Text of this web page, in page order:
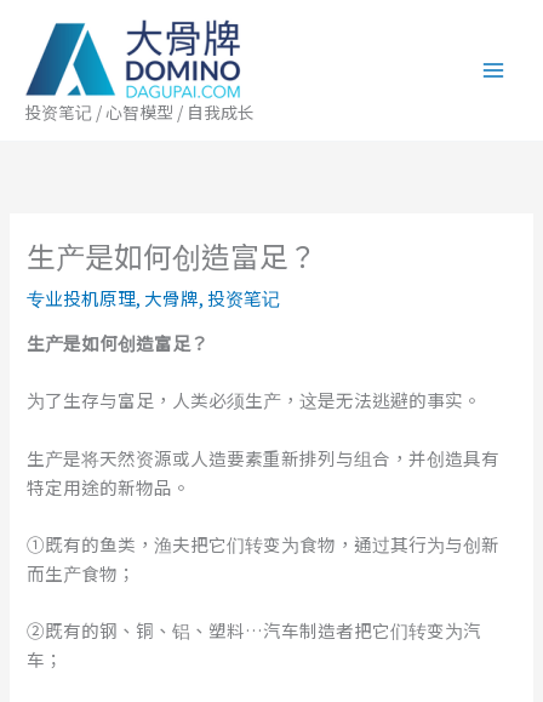
投资笔记 / 心智模型 / 自我成长
生产是如何创造富足？
专业投机原理, 大骨牌,投资笔记
生产是如何创造富足？
为了生存与富足，人类必须生产，这是无法逃避的事实。
生产是将天然资源或人造要素重新排列与组合，并创造具有
特定用途的新物品。
①既有的鱼类，渔夫把它们转变为食物，通过其行为与创新
而生产食物；
②既有的钢、铜、铝、塑料…汽车制造者把它们转变为汽
车；